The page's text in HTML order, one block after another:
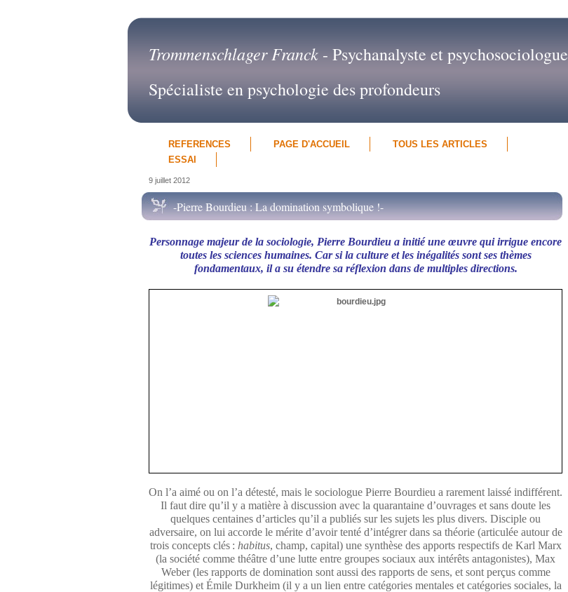
Trommenschlager Franck- Psychanalyste et psychosociologue
Spécialiste en psychologie des profondeurs
REFERENCES PAGE D'ACCUEIL
TOUS LES ARTICLES
ESSAI
9 juillet 2012
-Pierre Bourdieu : La domination symbolique !-
Personnage majeur de la sociologie, Pierre Bourdieu a initié une œuvre qui irrigue encore
toutes les sciences humaines. Car si la culture et les inégalités sont ses thèmes
fondamentaux, il a su étendre sa réflexion dans de multiples directions.
On l’a aimé ou on l’a détesté, mais le sociologue Pierre Bourdieu a rarement laissé indifférent.
Il faut dire qu’il y a matière à discussion avec la quarantaine d’ouvrages et sans doute les
quelques centaines d’articles qu’il a publiés sur les sujets les plus divers. Disciple ou
adversaire, on lui accorde le mérite d’avoir tenté d’intégrer dans sa théorie (articulée autour de
trois concepts clés : habitus, champ, capital) une synthèse des apports respectifs de Karl Marx
(la société comme théâtre d’une lutte entre groupes sociaux aux intérêts antagonistes), Max
Weber (les rapports de domination sont aussi des rapports de sens, et sont perçus comme
légitimes) et Émile Durkheim (il y a un lien entre catégories mentales et catégories sociales, la